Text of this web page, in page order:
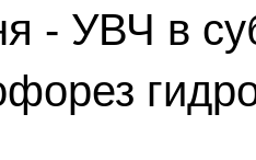
- УВЧ в